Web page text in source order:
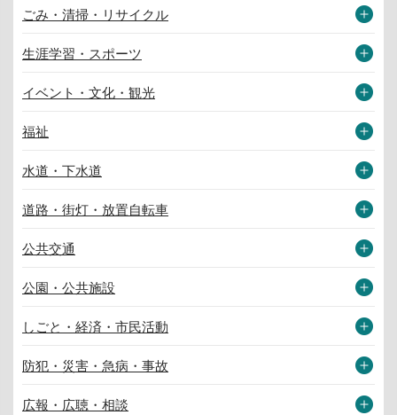
ごみ・清掃・リサイクル
生涯学習・スポーツ
イベント・文化・観光
福祉
水道・下水道
道路・街灯・放置自転車
公共交通
公園・公共施設
しごと・経済・市民活動
防犯・災害・急病・事故
広報・広聴・相談